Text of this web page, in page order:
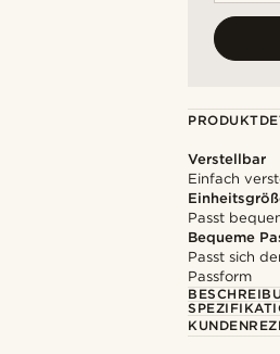
Verstellbar
Einfach
Passt
Bequeme
Passt sich
Passform